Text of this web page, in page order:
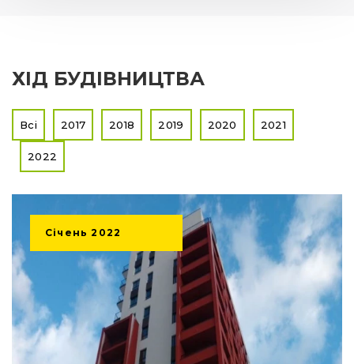
ХІД БУДІВНИЦТВА
Всі 2017 2018 2019 2020 2021
2022
Січень 2022